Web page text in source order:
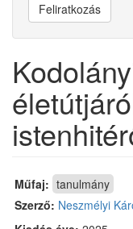
Feliratkozás
Műfaj: tanulmány
Szerző: Neszmélyi